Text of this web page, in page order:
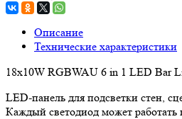
Описание
Технические характеристики
18x10W RGBWAU 6 in 1 LED Bar
LED-панель для подсветки стен,
Каждый светодиод может